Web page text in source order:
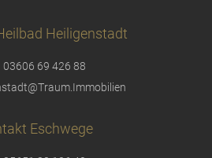
Heiligenstadt
03606 69 426 88
Eschwege